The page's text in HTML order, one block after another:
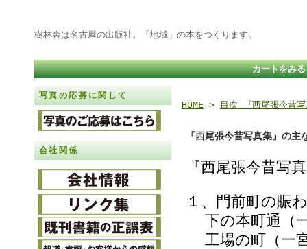
樹林舎は名古屋の出版社。「地域」の本をつくります。
カートをみる
写真の応募に関して
会社関係
HOME > 目次 『西尾張今昔
『西尾張今昔写真集』の主
『西尾張今昔写
１、門前町の賑
下の本町通（
工場の町（一